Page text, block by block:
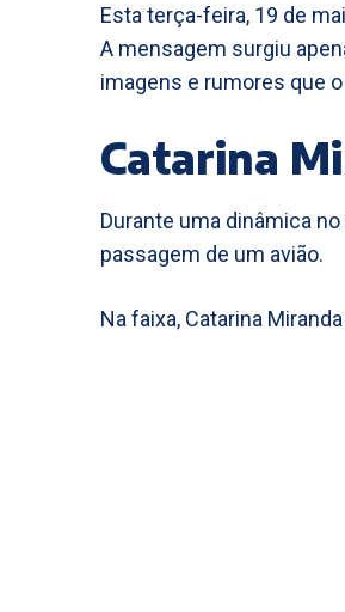
Esta terça-feira, 19 de
A mensagem surgiu
imagens e rumores que
Catarina
Durante uma dinâmica
passagem de um avião.
Na faixa, Catarina